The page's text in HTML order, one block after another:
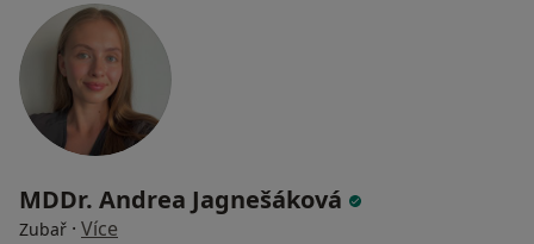
MDDr. Andrea Jagnešáková
Zubař · Více